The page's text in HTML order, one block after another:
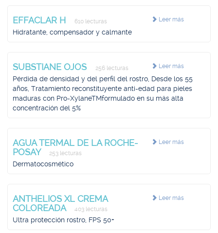
Leer más
EFFACLAR H 610 lecturas
Hidratante, compensador y calmante
Leer más
SUBSTIANE OJOS 256 lecturas
Pérdida de densidad y del perfil del rostro, Desde los 55
años, Tratamiento reconstituyente anti-edad para pieles
maduras con Pro-XylaneTMformulado en su más alta
concentración del 5%
Leer más
AGUA TERMAL DE LA ROCHE-
POSAY
253 lecturas
Dermatocosmético
Leer más
ANTHELIOS XL CREMA
COLOREADA
403 lecturas
Ultra protección rostro, FPS 50+